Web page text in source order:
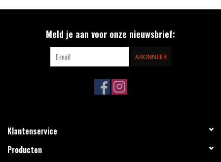
Meld je aan voor onze nieuwsbrief:
ABONNEER
Klantenservice
Producten